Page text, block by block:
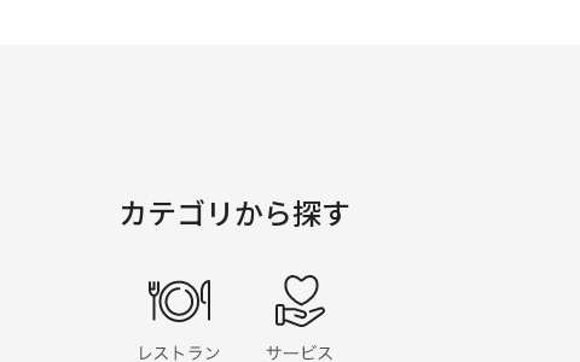
カテゴリから探す
レストラン・フード